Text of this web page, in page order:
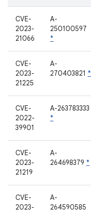
CVE-
2023-
21066
A-
250100597
*
CVE-
2023-
21225
A-
270403821 *
CVE-
2022-
39901
A-263783333
*
CVE-
2023-
21219
A-
264698379 *
CVE-
2023-
A-
264590585